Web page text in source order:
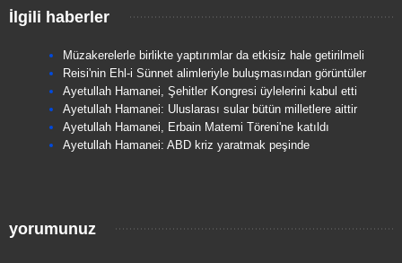
İlgili haberler
Müzakerelerle birlikte yaptırımlar da etkisiz hale getirilmeli
Reisi'nin Ehl-i Sünnet alimleriyle buluşmasından görüntüler
Ayetullah Hamanei, Şehitler Kongresi üylelerini kabul etti
Ayetullah Hamanei: Uluslarası sular bütün milletlere aittir
Ayetullah Hamanei, Erbain Matemi Töreni'ne katıldı
Ayetullah Hamanei: ABD kriz yaratmak peşinde
yorumunuz